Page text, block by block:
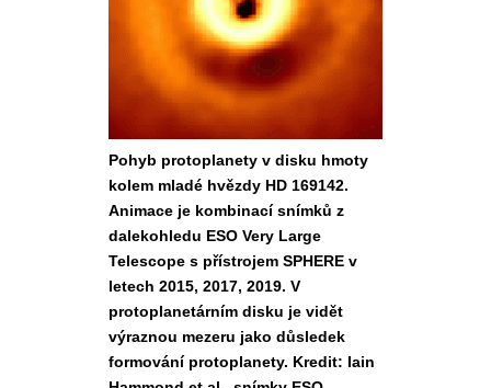
Pohyb protoplanety v disku hmoty
kolem mladé hvězdy HD 169142.
Animace je kombinací snímků z
dalekohledu ESO Very Large
Telescope s přístrojem SPHERE v
letech 2015, 2017, 2019. V
protoplanetárním disku je vidět
výraznou mezeru jako důsledek
formování protoplanety. Kredit: Iain